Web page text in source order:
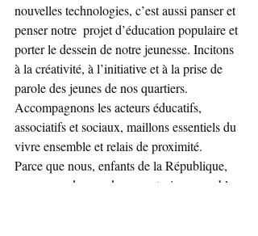
nouvelles technologies, c’est aussi panser et
penser notre  projet d’éducation populaire et
porter le dessein de notre jeunesse. Incitons
à la créativité, à l’initiative et à la prise de
parole des jeunes de nos quartiers.
Accompagnons les acteurs éducatifs,
associatifs et sociaux, maillons essentiels du
vivre ensemble et relais de proximité.
Parce que nous, enfants de la République,
nous nous devons de reconstruire ensemble